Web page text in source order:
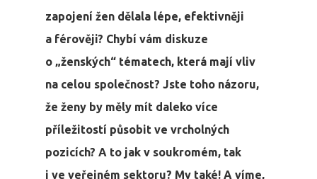
zapojení žen dělala lépe, efektivněji
a férověji? Chybí vám diskuze
o „ženských“ tématech, která mají vliv
na celou společnost? Jste toho názoru,
že ženy by měly mít daleko více
příležitostí působit ve vrcholných
pozicích? A to jak v soukromém, tak
i ve veřejném sektoru? My také! A víme,